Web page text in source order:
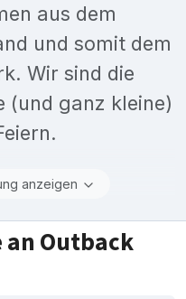
aus dem
und somit dem
Wir sind die
(und ganz kleine)
anzeigen
an Outback